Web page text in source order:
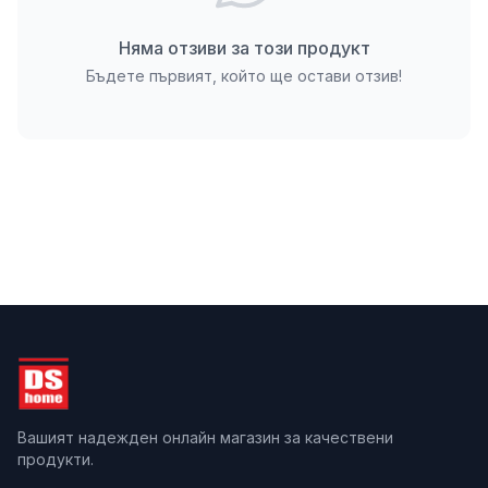
идеален за захранване на радиатори или битово
Материал: Висококачествен полипропилен
отоплителни системи.
Приложения и съвети за монтаж
намира широко приложение в жилищни,
Няма отзиви за този продукт
Бъдете първият, който ще остави отзив!
Вашият надежден онлайн магазин за качествени
продукти.